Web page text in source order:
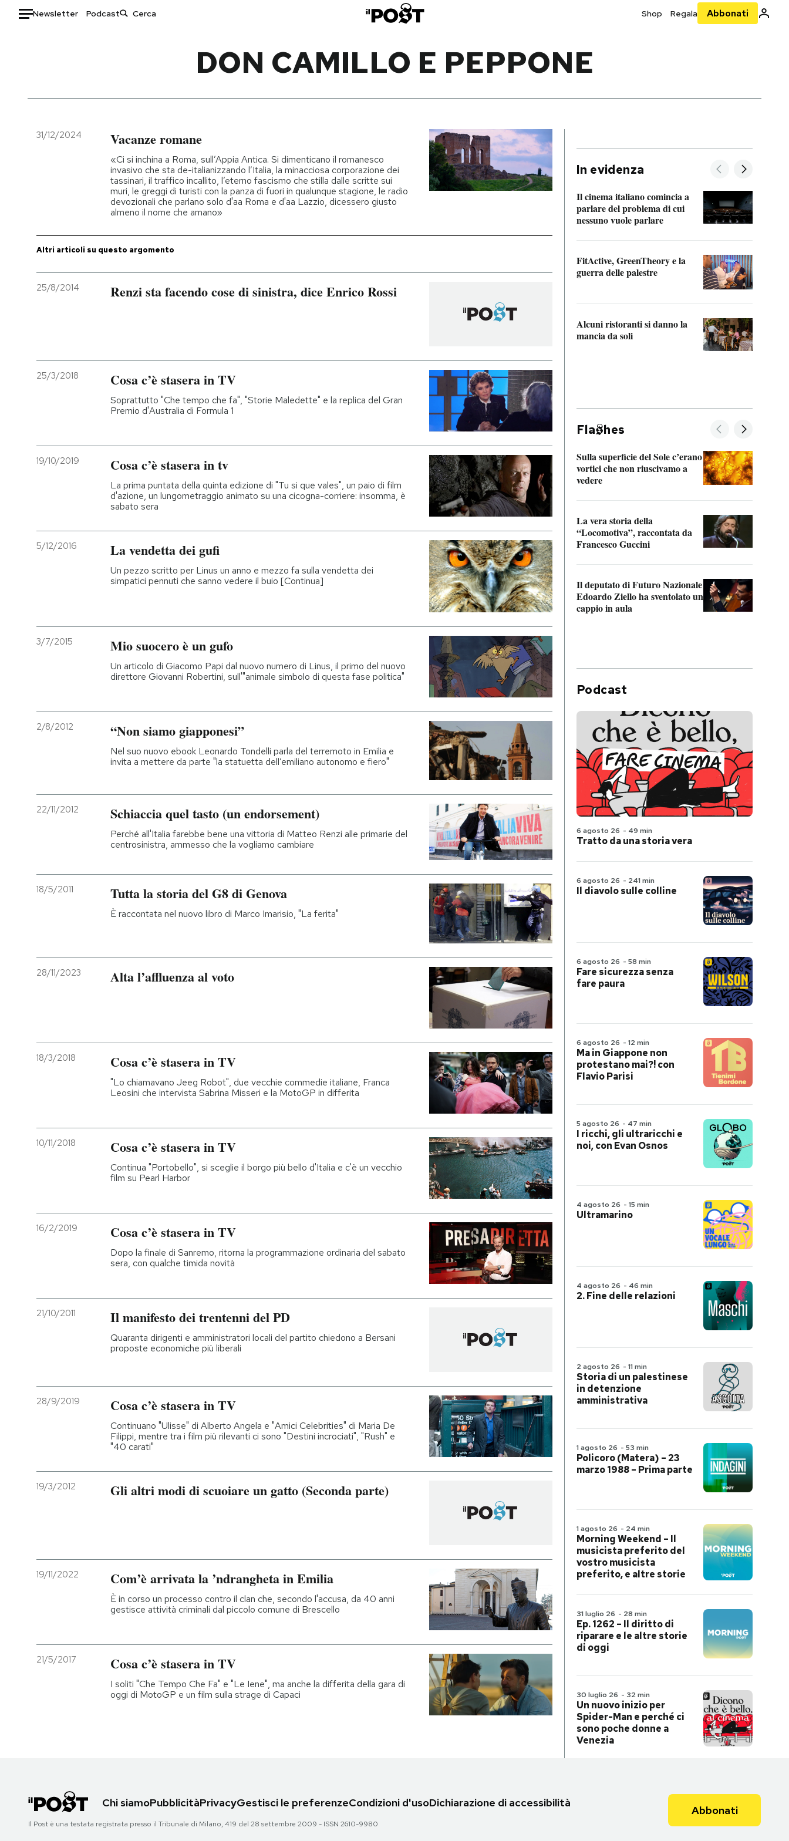
Newsletter Podcast Shop Regala Abbonati
Italia
Politica
Sport
Moda
Ok Boomer!
Media
Europa
Altrecose
Mondiali calcio 2026
PODCAST
I MIEI PREFERITI
DON CAMILLO E PEPPONE
31/12/2024 Vacanze romane
«Ci si inchina a Roma, sull’Appia Antica. Si dimenticano il romanesco
invasivo che sta de-italianizzando l’Italia, la minacciosa corporazione dei
tassinari, il traffico incallito, l’eterno fascismo che stilla dalle scritte sui
muri, le greggi di turisti con la panza di fuori in qualunque stagione, le radio
devozionali che parlano solo d'aa Roma e d'aa Lazzio, dicessero giusto
almeno il nome che amano»
Altri articoli su questo argomento
25/8/2014 Renzi sta facendo cose di sinistra, dice Enrico Rossi
25/3/2018 Cosa c’è stasera in TV
Soprattutto "Che tempo che fa", "Storie Maledette" e la replica del Gran
Premio d'Australia di Formula 1
19/10/2019 Cosa c’è stasera in tv
La prima puntata della quinta edizione di "Tu si que vales", un paio di film
d'azione, un lungometraggio animato su una cicogna-corriere: insomma, è
sabato sera
5/12/2016 La vendetta dei gufi
Un pezzo scritto per Linus un anno e mezzo fa sulla vendetta dei
simpatici pennuti che sanno vedere il buio [Continua]
3/7/2015 Mio suocero è un gufo
Un articolo di Giacomo Papi dal nuovo numero di Linus, il primo del nuovo
direttore Giovanni Robertini, sull'"animale simbolo di questa fase politica"
2/8/2012 “Non siamo giapponesi”
Nel suo nuovo ebook Leonardo Tondelli parla del terremoto in Emilia e
invita a mettere da parte "la statuetta dell’emiliano autonomo e fiero"
22/11/2012 Schiaccia quel tasto (un endorsement)
Perché all'Italia farebbe bene una vittoria di Matteo Renzi alle primarie del
centrosinistra, ammesso che la vogliamo cambiare
18/5/2011 Tutta la storia del G8 di Genova
È raccontata nel nuovo libro di Marco Imarisio, "La ferita"
28/11/2023 Alta l’affluenza al voto
18/3/2018 Cosa c’è stasera in TV
"Lo chiamavano Jeeg Robot", due vecchie commedie italiane, Franca
Leosini che intervista Sabrina Misseri e la MotoGP in differita
10/11/2018 Cosa c’è stasera in TV
Continua "Portobello", si sceglie il borgo più bello d'Italia e c'è un vecchio
film su Pearl Harbor
16/2/2019 Cosa c’è stasera in TV
Dopo la finale di Sanremo, ritorna la programmazione ordinaria del sabato
sera, con qualche timida novità
21/10/2011 Il manifesto dei trentenni del PD
Quaranta dirigenti e amministratori locali del partito chiedono a Bersani
proposte economiche più liberali
28/9/2019 Cosa c’è stasera in TV
Continuano "Ulisse" di Alberto Angela e "Amici Celebrities" di Maria De
Filippi, mentre tra i film più rilevanti ci sono "Destini incrociati", "Rush" e
"40 carati"
19/3/2012 Gli altri modi di scuoiare un gatto (Seconda parte)
19/11/2022 Com’è arrivata la ’ndrangheta in Emilia
È in corso un processo contro il clan che, secondo l'accusa, da 40 anni
gestisce attività criminali dal piccolo comune di Brescello
21/5/2017 Cosa c’è stasera in TV
I soliti "Che Tempo Che Fa" e "Le Iene", ma anche la differita della gara di
oggi di MotoGP e un film sulla strage di Capaci
In evidenza
Il cinema italiano comincia a
parlare del problema di cui
nessuno vuole parlare
FitActive, GreenTheory e la
guerra delle palestre
Alcuni ristoranti si danno la
mancia da soli
Fla hes
Sulla superficie del Sole c’erano
vortici che non riuscivamo a
vedere
La vera storia della
“Locomotiva”, raccontata da
Francesco Guccini
Il deputato di Futuro Nazionale
Edoardo Ziello ha sventolato un
cappio in aula
Podcast
6 agosto 26 - 49 min
Tratto da una storia vera
6 agosto 26 - 241 min
Il diavolo sulle colline
6 agosto 26 - 58 min
Fare sicurezza senza
fare paura
6 agosto 26 - 12 min
Ma in Giappone non
protestano mai?! con
Flavio Parisi
5 agosto 26 - 47 min
I ricchi, gli ultraricchi e
noi, con Evan Osnos
4 agosto 26 - 15 min
Ultramarino
4 agosto 26 - 46 min
2. Fine delle relazioni
2 agosto 26 - 11 min
Storia di un palestinese
in detenzione
amministrativa
1 agosto 26 - 53 min
Policoro (Matera) – 23
marzo 1988 – Prima parte
1 agosto 26 - 24 min
Morning Weekend – Il
musicista preferito del
vostro musicista
preferito, e altre storie
31 luglio 26 - 28 min
Ep. 1262 – Il diritto di
riparare e le altre storie
di oggi
30 luglio 26 - 32 min
Un nuovo inizio per
Spider-Man e perché ci
sono poche donne a
Venezia
Chi siamoPubblicitàPrivacyGestisci le preferenzeCondizioni d'usoDichiarazione di accessibilità
Il Post è una testata registrata presso il Tribunale di Milano, 419 del 28 settembre 2009 - ISSN 2610-9980
Abbonati